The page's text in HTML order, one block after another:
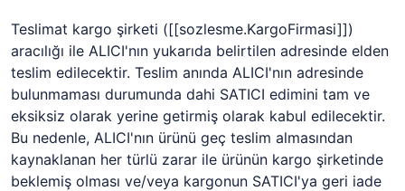
Teslimat kargo şirketi ([[sozlesme.KargoFirmasi]])
aracılığı ile ALICI'nın yukarıda belirtilen adresinde elden
teslim edilecektir. Teslim anında ALICI'nın adresinde
bulunmaması durumunda dahi SATICI edimini tam ve
eksiksiz olarak yerine getirmiş olarak kabul edilecektir.
Bu nedenle, ALICI'nın ürünü geç teslim almasından
kaynaklanan her türlü zarar ile ürünün kargo şirketinde
beklemiş olması ve/veya kargonun SATICI'ya geri iade